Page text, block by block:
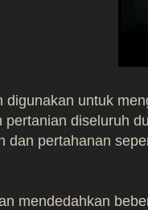
digunakan untuk
pertanian diseluruh
dan pertahanan
mendedahkan